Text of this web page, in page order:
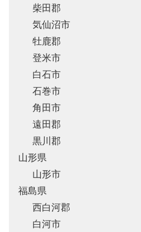
柴田郡
気仙沼市
牡鹿郡
登米市
白石市
石巻市
角田市
遠田郡
黒川郡
山形県
山形市
福島県
西白河郡
白河市